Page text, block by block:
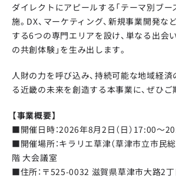
ダイレクトにアピールする「テーマ別ブー
施。DX、マーケティング、新規事業開発な
する6つの専門エリアを設け、単なる出会
の共創体験」を生み出します。
人財の力を呼び込み、持続可能な地域経
る近畿の未来を創造する本事業に、ぜひご
【事業概要】
■開催日時：2026年8月2日（日）17:00～
■開催場所：キラリエ草津（草津市立市民
階 大会議室
■住所：〒525-0032 滋賀県草津市大路2